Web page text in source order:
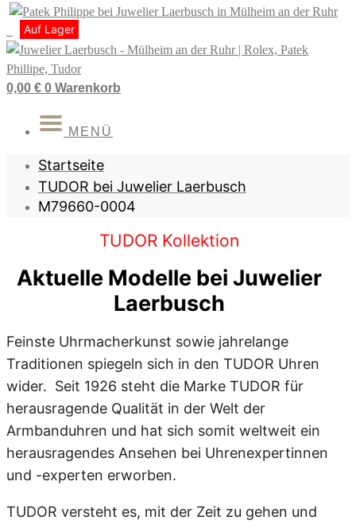
Zum
Inhalt
springen
0,00 € 0 Warenkorb
MENÜ
Startseite
TUDOR bei Juwelier Laerbusch
M79660-0004
TUDOR Kollektion
Aktuelle Modelle bei Juwelier
Laerbusch
Feinste Uhrmacherkunst sowie jahrelange
Traditionen spiegeln sich in den TUDOR Uhren
wider. Seit 1926 steht die Marke TUDOR für
herausragende Qualität in der Welt der
Armbanduhren und hat sich somit weltweit ein
herausragendes Ansehen bei Uhrenexpertinnen
und -experten erworben.
TUDOR versteht es, mit der Zeit zu gehen und
Auf Lager
Auf Lager
Auf Lager
Auf Lager
Auf Lager